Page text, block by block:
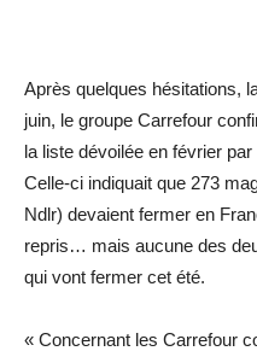
Après quelques hésitations,
juin, le groupe Carrefour
la liste dévoilée en février
Celle-ci indiquait que 273
Ndlr) devaient fermer en
repris… mais aucune des
qui vont fermer cet été.
« Concernant les Carrefour